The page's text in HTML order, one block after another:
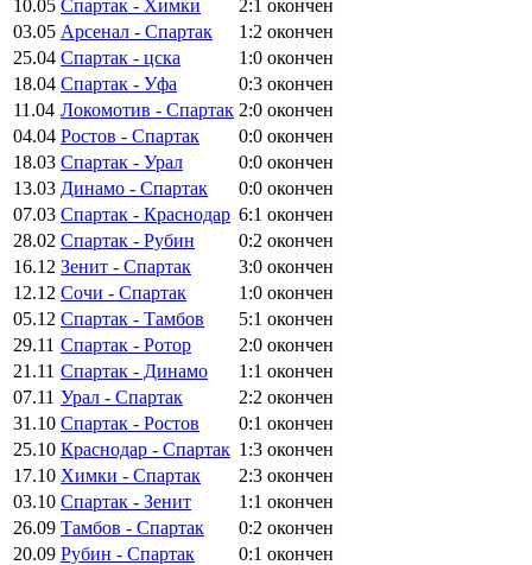
10.05 Спартак - Химки 2:1 окончен
03.05 Арсенал - Спартак 1:2 окончен
25.04 Спартак - цска 1:0 окончен
18.04 Спартак - Уфа 0:3 окончен
11.04 Локомотив - Спартак 2:0 окончен
04.04 Ростов - Спартак 0:0 окончен
18.03 Спартак - Урал 0:0 окончен
13.03 Динамо - Спартак 0:0 окончен
07.03 Спартак - Краснодар 6:1 окончен
28.02 Спартак - Рубин 0:2 окончен
16.12 Зенит - Спартак 3:0 окончен
12.12 Сочи - Спартак 1:0 окончен
05.12 Спартак - Тамбов 5:1 окончен
29.11 Спартак - Ротор 2:0 окончен
21.11 Спартак - Динамо 1:1 окончен
07.11 Урал - Спартак 2:2 окончен
31.10 Спартак - Ростов 0:1 окончен
25.10 Краснодар - Спартак 1:3 окончен
17.10 Химки - Спартак 2:3 окончен
03.10 Спартак - Зенит 1:1 окончен
26.09 Тамбов - Спартак 0:2 окончен
20.09 Рубин - Спартак 0:1 окончен